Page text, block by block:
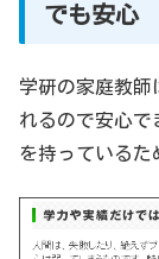
でも安心
学研の家庭教師
れるので安心で
を持っているた